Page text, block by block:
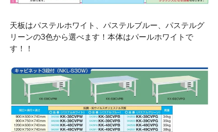
天板はパステルホワイト、パステルブルー、パステルグ
リーンの3色から選べます！本体はパールホワイトで
す！！